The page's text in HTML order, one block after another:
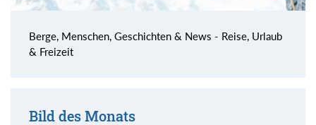
Berge, Menschen, Geschichten & News - Reise, Urlaub
& Freizeit
Bild des Monats